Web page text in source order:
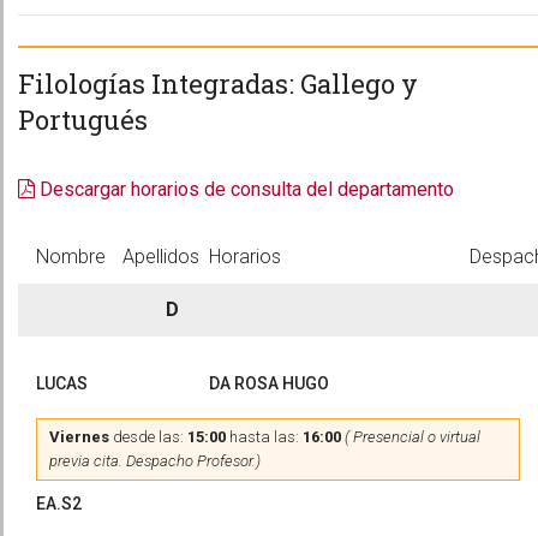
Filologías Integradas: Gallego y
Portugués
Descargar horarios de consulta del departamento
Nombre Apellidos Horarios
D
LUCAS DA ROSA HUGO
Viernes desde las: 15:00 hasta las: 16:00 ( Presencial o virtual
previa cita. Despacho Profesor.)
EA.S2